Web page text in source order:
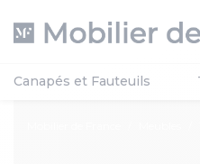
Canapés et Fauteuils